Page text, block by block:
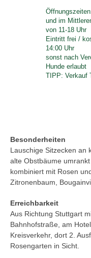
und im
von 11-18 Uhr
Eintritt frei /
14:00 Uhr
sonst nach
Hunde erlaubt
TIPP: Verkauf
Besonderheiten
Lauschige Sitzecken an
alte Obstbäume
kombiniert mit Rosen
Zitronenbaum,
Erreichbarkeit
Aus Richtung Stuttgart
Bahnhofstraße, am
Kreisverkehr, dort 2.
Rosengarten in Sicht.